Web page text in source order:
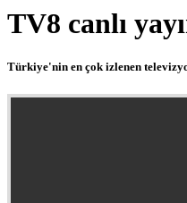
TV8 canlı
Türkiye'nin en çok izlenen